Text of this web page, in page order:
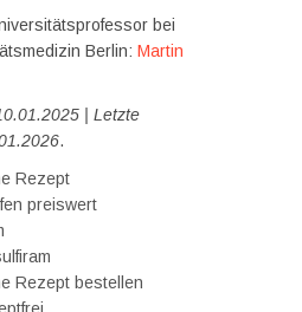
bei
Berlin: Martin
| Letzte
.
Rezept
preiswert
Rezept bestellen